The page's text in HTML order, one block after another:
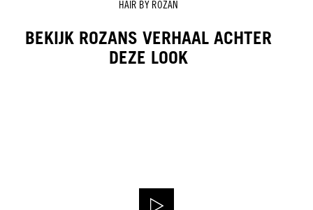
HAIR BY ROZAN
BEKIJK ROZANS VERHAAL ACHTER
DEZE LOOK